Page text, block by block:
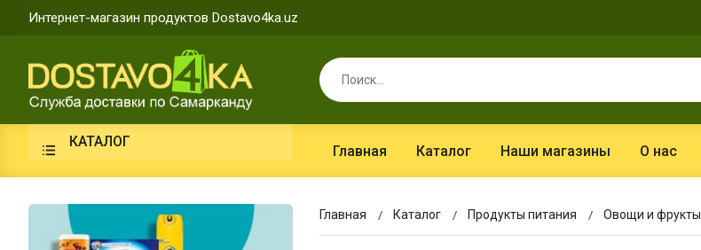
Интернет-магазин продуктов Dostavo4ka.uz
КАТАЛОГ
Главная Каталог Наши магазины О нас
Главная Каталог Продукты питания Овощи и фрукты